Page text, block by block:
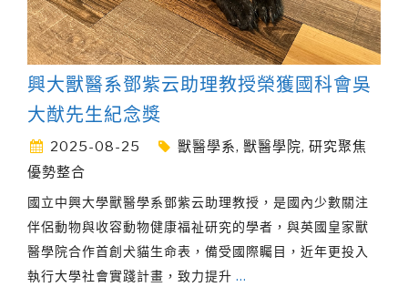
興大獸醫系鄧紫云助理教授榮獲國科會吳
大猷先生紀念獎
2025-08-25 獸醫學系, 獸醫學院, 研究聚焦
優勢整合
國立中興大學獸醫學系鄧紫云助理教授，是國內少數關注
伴侶動物與收容動物健康福祉研究的學者，與英國皇家獸
醫學院合作首創犬貓生命表，備受國際矚目，近年更投入
執行大學社會實踐計畫，致力提升 …